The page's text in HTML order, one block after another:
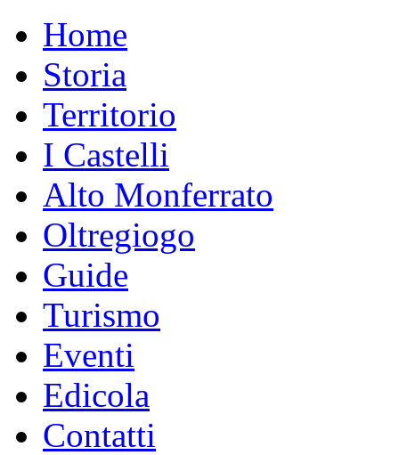
Home
Storia
Territorio
I Castelli
Alto Monferrato
Oltregiogo
Guide
Turismo
Eventi
Edicola
Contatti